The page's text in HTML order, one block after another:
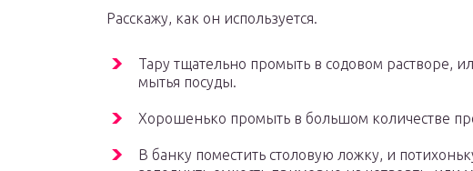
Расскажу, как он используется.
Тару тщательно промыть в содовом растворе,
мытья посуды.
Хорошенько промыть в большом количестве
В банку поместить столовую ложку, и